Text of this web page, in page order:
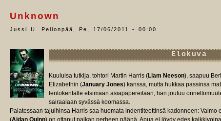
Unknown
Jussi U. Pellonpää Pe, 17/06/2011 - 00:00
Elokuva
Kuuluisa tutkija, tohtori Martin Harris (Liam Neeson), saapuu
Elizabethin (January Jones) kanssa, mutta hukkaa passinsa
lentokentälle etsimään asiapapereitaan, hän joutuu
sairaalaan syvässä koomassa.
Palatessaan tajuihinsa Harris saa huomata indentiteettinsä kadonneen: Vaimo
(Aidan Quinn) on ottanut paikan perheen päänä. Apua ei löydy edes